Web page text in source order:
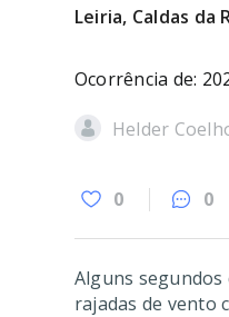
Leiria, Caldas da
Ocorrência de:
Helder
0 0
Alguns
rajadas de vento